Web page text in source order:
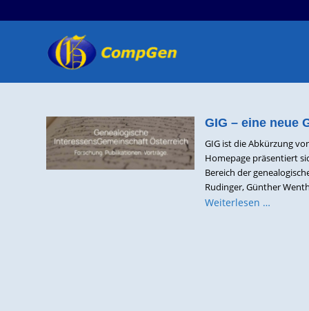
GIG – eine neue
GIG ist die Abkürzung
Homepage präsentiert
Bereich der
Rudinger, Günther
Weiterlesen …